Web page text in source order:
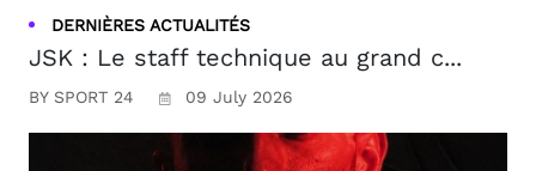
DERNIÈRES ACTUALITÉS
JSK : Le staff technique au grand c...
BY SPORT 24 09 July 2026